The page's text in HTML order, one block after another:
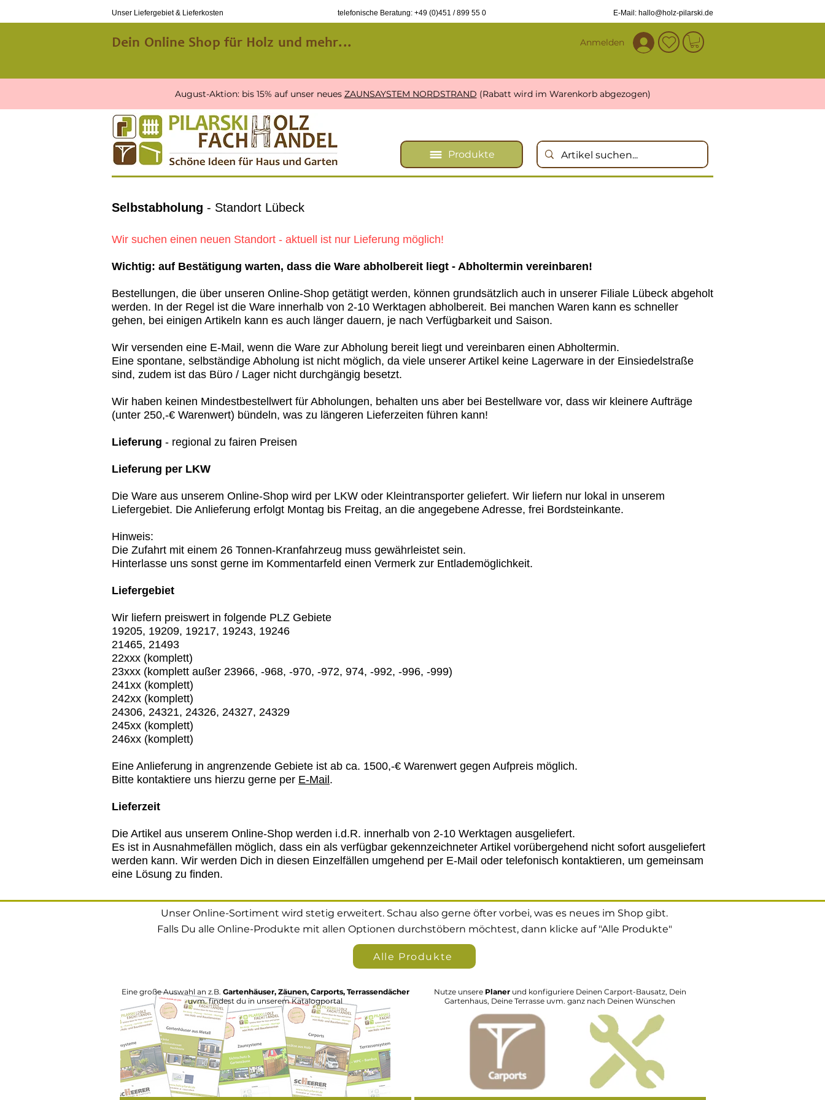
Unser Liefergebiet & Lieferkosten telefonische Beratung: +49 (0)451 /899 55 0 E-Mail: hallo@holz-pilarski.de
Dein Online Shop für Holz und mehr... Anmelden
August-Aktion: bis 15% auf unser neues ZAUNSAYSTEM NORDSTRAND (Rabatt wird im Warenkorb abgezogen)
Produkte
Selbstabholung - Standort Lübeck
Wir suchen einen neuen Standort - aktuell ist nur Lieferung möglich!
Wichtig: auf Bestätigung warten, dass die Ware abholbereit liegt - Abholtermin vereinbaren!
Bestellungen, die über unseren Online-Shop getätigt werden, können grundsätzlich auch in unserer Filiale Lübeck abgeholt
werden. In der Regel ist die Ware innerhalb von 2-10 Werktagen abholbereit. Bei manchen Waren kann es schneller
gehen, bei einigen Artikeln kann es auch länger dauern, je nach Verfügbarkeit und Saison.
Wir versenden eine E-Mail, wenn die Ware zur Abholung bereit liegt und vereinbaren einen Abholtermin.
Eine spontane, selbständige Abholung ist nicht möglich, da viele unserer Artikel keine Lagerware in der Einsiedelstraße
sind, zudem ist das Büro / Lager nicht durchgängig besetzt.
Wir haben keinen Mindestbestellwert für Abholungen, behalten uns aber bei Bestellware vor, dass wir kleinere Aufträge
(unter 250,-€ Warenwert) bündeln, was zu längeren Lieferzeiten führen kann!
Lieferung - regional zu fairen Preisen
Lieferung per LKW
Die Ware aus unserem Online-Shop wird per LKW oder Kleintransporter geliefert. Wir liefern nur lokal in unserem
Liefergebiet. Die Anlieferung erfolgt Montag bis Freitag, an die angegebene Adresse, frei Bordsteinkante.
Hinweis:
Die Zufahrt mit einem 26 Tonnen-Kranfahrzeug muss gewährleistet sein.
Hinterlasse uns sonst gerne im Kommentarfeld einen Vermerk zur Entlademöglichkeit.
Liefergebiet
Wir liefern preiswert in folgende PLZ Gebiete
19205, 19209, 19217, 19243, 19246
21465, 21493
22xxx (komplett)
23xxx (komplett außer 23966, -968, -970, -972, 974, -992, -996, -999)
241xx (komplett)
242xx (komplett)
24306, 24321, 24326, 24327, 24329
245xx (komplett)
246xx (komplett)
Eine Anlieferung in angrenzende Gebiete ist ab ca. 1500,-€ Warenwert gegen Aufpreis möglich.
Bitte kontaktiere uns hierzu gerne per E-Mail .
Lieferzeit
Die Artikel aus unserem Online-Shop werden i.d.R. innerhalb von 2-10 Werktagen ausgeliefert.
Es ist in Ausnahmefällen möglich, dass ein als verfügbar gekennzeichneter Artikel vorübergehend nicht sofort ausgeliefert
werden kann. Wir werden Dich in diesen Einzelfällen umgehend per E-Mail oder telefonisch kontaktieren, um gemeinsam
eine Lösung zu finden.
Unser Online-Sortiment wird stetig erweitert. Schau also gerne öfter vorbei, was es neues im Shop gibt.
Falls Du alle Online-Produkte mit allen Optionen durchstöbern möchtest, dann klicke auf "Alle Produkte"
Alle Produkte
Eine große Auswahl an z.B. Gartenhäuser, Zäunen, Carports, Terrassendächer
uvm. findest du in unserem Katalogportal
Nutze unsere Planerund konfiguriere Deinen Carport-Bausatz, Dein
Gartenhaus, Deine Terrasse uvm. ganz nach Deinen Wünschen